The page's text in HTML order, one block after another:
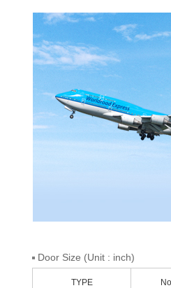
Door Size (Unit : inch)
TYPE